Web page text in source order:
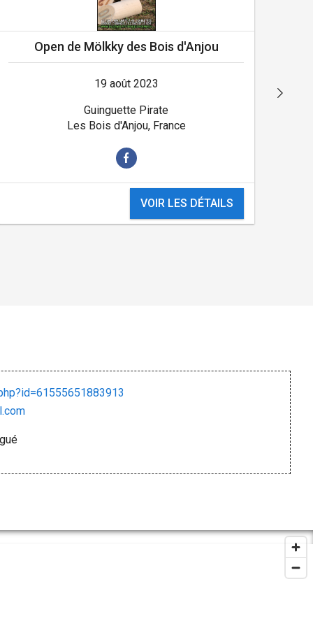
Open de Mölkky des Bois d'Anjou
19 août 2023
Guinguette Pirate
Les Bois d'Anjou, France
VOIR LES DÉTAILS